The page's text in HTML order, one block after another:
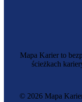
Mapa Karier to
ścieżkach
© 2026 Mapa